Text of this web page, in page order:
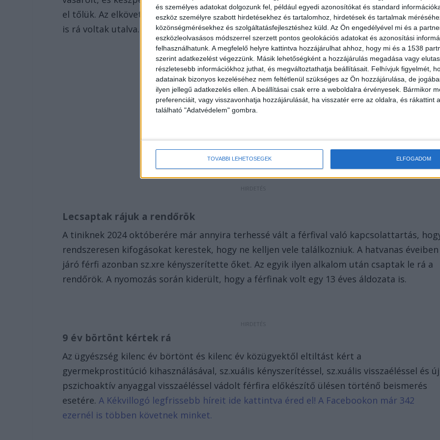
és személyes adatokat dolgozunk fel, például egyedi azonosítókat és standard
eszköz személyre szabott hirdetésekhez és tartalomhoz, hirdetések és tartalmak
közönségmérésekhez és szolgáltatásfejlesztéshez küld. Az Ön engedélyével mi és a
eszközleolvasásos módszerrel szerzett pontos geolokációs adatokat és azonosítási
felhasználhatunk. A megfelelő helyre kattintva hozzájárulhat ahhoz, hogy mi és a 1538
szerint adatkezelést végezzünk. Másik lehetőségként a hozzájárulás megadása vagy
részletesebb információkhoz juthat, és megváltoztathatja beállításait. Felhívjuk figyelmét,
adatainak bizonyos kezeléséhez nem feltétlenül szükséges az Ön hozzájárulása, de
ilyen jellegű adatkezelés ellen. A beállításai csak erre a weboldalra érvényesek. Bármikor
preferenciáit, vagy visszavonhatja hozzájárulását, ha visszatér erre az oldalra, és rákattint
található "Adatvédelem" gombra.
TOVÁBBI LEHETŐSÉGEK ELFOGADOM
el tőlük. Az elkövető évekig kizsákmányolt két kislány azért, mert érzelmileg és anyagilag
is rá voltak utalva. A férfi 2024 nyarától rendszeresen vett kábítószert a fiatal lányoknak.
Lecsaptak rájuk a rendőrök
A tiniknek 2024 októberére már annyira terhessé vált a férfival való kapcsolattartás,
rendszeresen kifogásokat kerestek, hogy ne kelljen vele találkozniuk. A hatvanas éveiben
járó férfi azonban sz.xre kényszerítette őket. Az egyik ilyen alkalom után csaptak le rá a
rendőrök. A nyomozás során kiderült, hogy a férfinak volt egy 13 éves áldozata is.
9 év börtönt kértek rá
Az ügyészség kilenc év börtönt és kilenc év közügyektől eltiltást kért a
gyermekprostitúció kihasználásával, sz.xuális kényszerítéssel, sz.xuális visszaéléssel és új
pszichoaktív anyaggal visszaéléssel vádolt férfira előkészítő ülésen történő beismerés
esetére. A Kékvillogó legfrissebb híreit ide kattintva éred el! A Facebookon már 342
ezernél is többen követnek minket.